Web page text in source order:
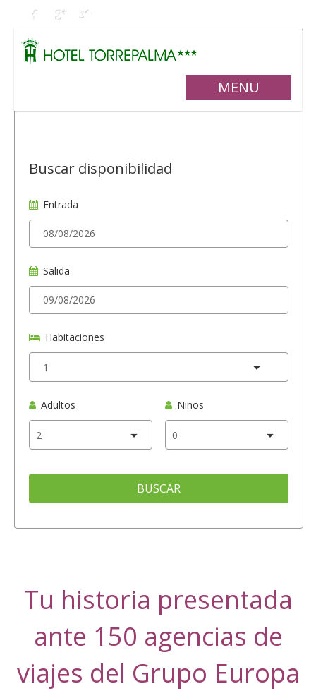
MENU
Buscar disponibilidad
Entrada
Salida
Habitaciones
Adultos Niños
BUSCAR
Tu historia presentada
ante 150 agencias de
viajes del Grupo Europa